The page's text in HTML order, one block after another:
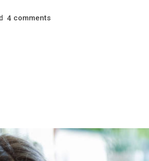
4 comments